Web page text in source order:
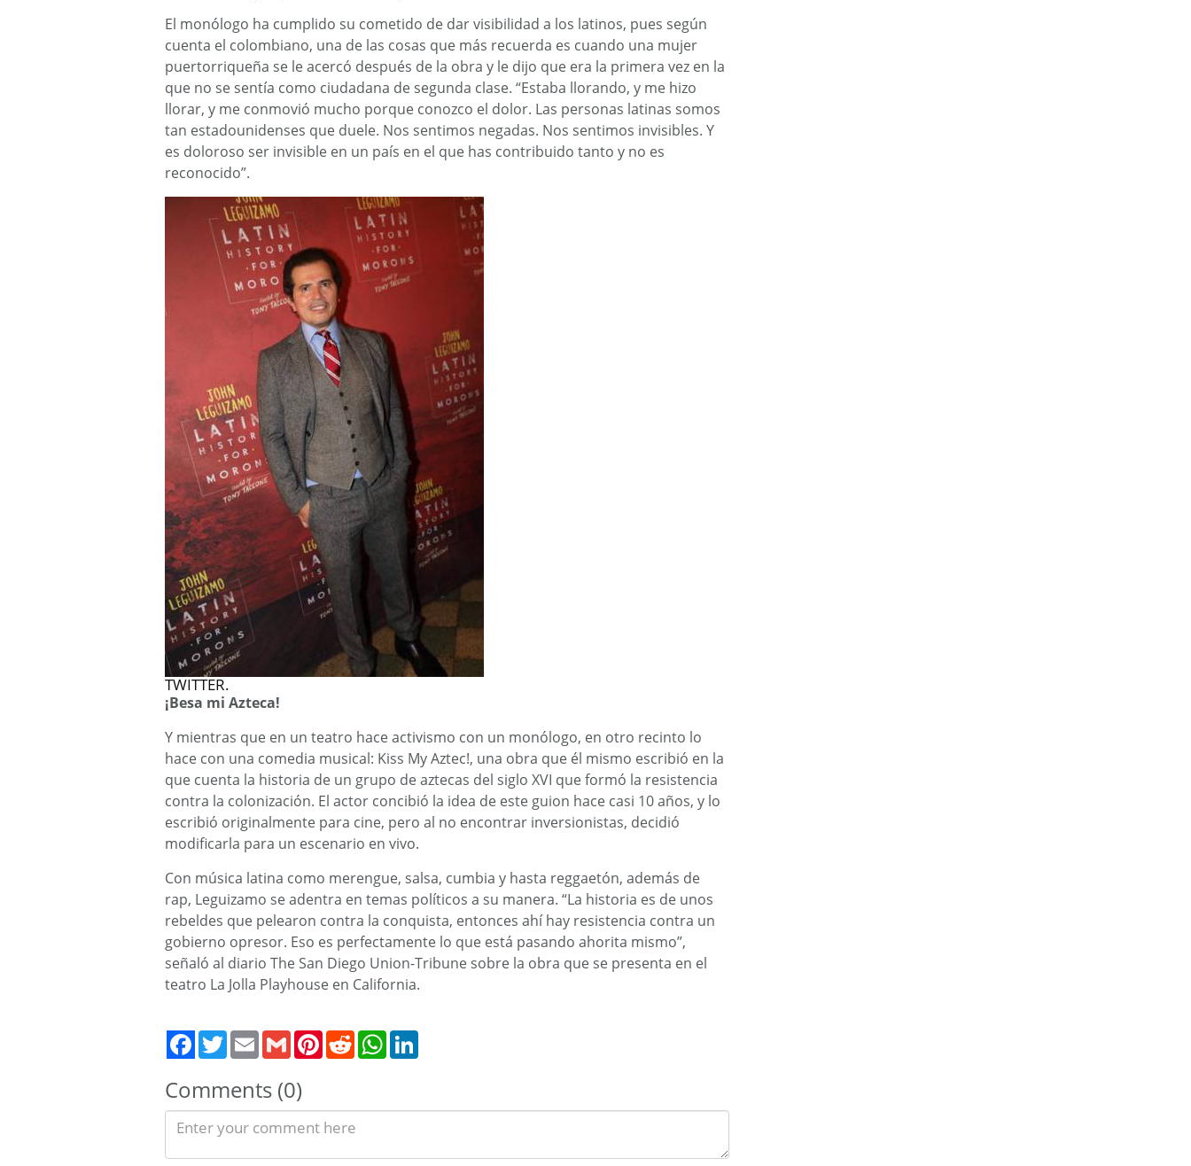
El monólogo ha cumplido su cometido de dar visibilidad a los latinos, pues según
cuenta el colombiano, una de las cosas que más recuerda es cuando una mujer
puertorriqueña se le acercó después de la obra y le dijo que era la primera vez en la
que no se sentía como ciudadana de segunda clase. “Estaba llorando, y me hizo
llorar, y me conmovió mucho porque conozco el dolor. Las personas latinas somos
tan estadounidenses que duele. Nos sentimos negadas. Nos sentimos invisibles. Y
es doloroso ser invisible en un país en el que has contribuido tanto y no es
reconocido”.
TWITTER.
¡Besa mi Azteca!
Y mientras que en un teatro hace activismo con un monólogo, en otro recinto lo
hace con una comedia musical: Kiss My Aztec!, una obra que él mismo escribió en la
que cuenta la historia de un grupo de aztecas del siglo XVI que formó la resistencia
contra la colonización. El actor concibió la idea de este guion hace casi 10 años, y lo
escribió originalmente para cine, pero al no encontrar inversionistas, decidió
modificarla para un escenario en vivo.
Con música latina como merengue, salsa, cumbia y hasta reggaetón, además de
rap, Leguizamo se adentra en temas políticos a su manera. “La historia es de unos
rebeldes que pelearon contra la conquista, entonces ahí hay resistencia contra un
gobierno opresor. Eso es perfectamente lo que está pasando ahorita mismo”,
señaló al diario The San Diego Union-Tribune sobre la obra que se presenta en el
teatro La Jolla Playhouse en California.
TwitterEmail Gmail PinterestRedditWhatsApp
Comments (0)